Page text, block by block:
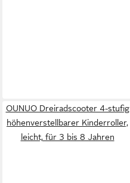
OUNUO Dreiradscooter 4-stufig
höhenverstellbarer Kinderroller,
leicht, für 3 bis 8 Jahren